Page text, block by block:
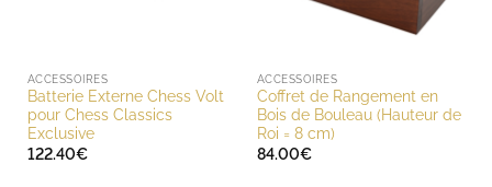
ACCESSOIRES
Batterie Externe Chess Volt
pour Chess Classics
Exclusive
122.40€
ACCESSOIRES
Coffret de Rangement en
Bois de Bouleau (Hauteur de
Roi = 8 cm)
84.00€